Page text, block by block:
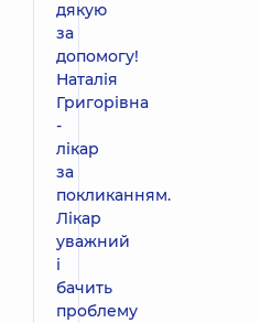
дякую
за
допомогу!
Наталія
Григорівна
-
лікар
за
покликанням.
Лікар
уважний
і
бачить
проблему